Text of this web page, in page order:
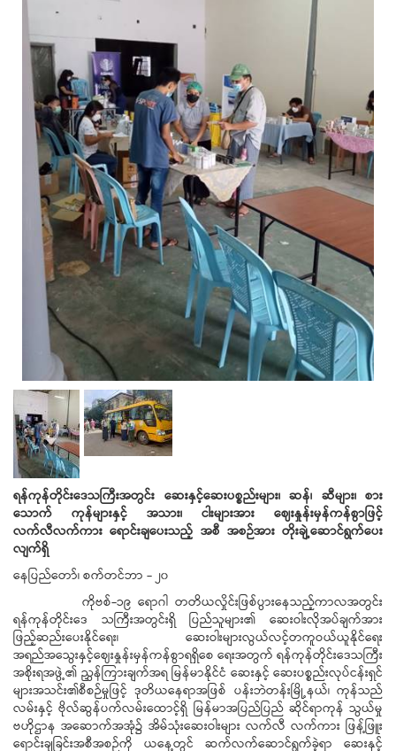
ရန်ကုန်တိုင်းဒေသကြီးအတွင်း ဆေးနှင့်ဆေးပစ္စည်းများ၊ ဆန်၊ ဆီများ၊ စား
သောက်
ကုန်များနှင့် အသား၊ ငါးများအား
ဈေးနှုန်းမှန်ကန်စွာဖြင့်
လက်လီလက်ကား ရောင်းချပေးသည့် အစီ အစဉ်အား တိုးချဲ့ဆောင်ရွက်ပေး
လျက်ရှိ
နေပြည်တော်၊ စက်တင်ဘာ - ၂၀
ကိုဗစ်-၁၉ ရောဂါ တတိယလှိုင်းဖြစ်ပွားနေသည့်ကာလအတွင်း
ရန်ကုန်တိုင်းဒေ သကြီးအတွင်းရှိ ပြည်သူများ၏ ဆေးဝါးလိုအပ်ချက်အား
ဖြည့်ဆည်းပေးနိုင်ရေး၊ ဆေးဝါးများလွယ်လင့်တကူဝယ်ယူနိုင်ရေး
အရည်အသွေးနှင့်ဈေးနှုန်းမှန်ကန်စွာရရှိစေ ရေးအတွက် ရန်ကုန်တိုင်းဒေသကြီး
အစိုးရအဖွဲ့၏ ညွှန်ကြားချက်အရ မြန်မာနိုင်ငံ ဆေးနှင့် ဆေးပစ္စည်းလုပ်ငန်းရှင်
များအသင်း၏စီစဉ်မှုဖြင့် ဒုတိယနေရာအဖြစ် ပန်းဘဲတန်းမြို့နယ်၊ ကုန်သည်
လမ်းနှင့် ဗိုလ်ဆွန်ပက်လမ်းထောင့်ရှိ မြန်မာအပြည်ပြည် ဆိုင်ရာကုန် သွယ်မှု
ဗဟိုဌာန အဆောက်အအုံ၌ အိမ်သုံးဆေးဝါးများ လက်လီ လက်ကား ဖြန့်ဖြူး
ရောင်းချခြင်းအစီအစဉ်ကို ယနေ့တွင် ဆက်လက်ဆောင်ရွက်ခဲ့ရာ ဆေးနှင့်